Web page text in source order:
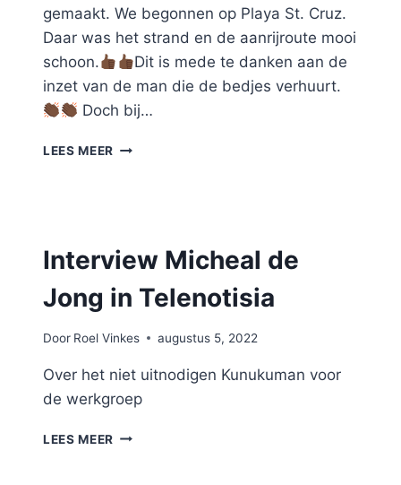
gemaakt. We begonnen op Playa St. Cruz.
Daar was het strand en de aanrijroute mooi
schoon.
Dit is mede te danken aan de
inzet van de man die de bedjes verhuurt.
Doch bij…
LEES MEER #89
JEREMI
Interview Micheal de
Jong in Telenotisia
Door Roel Vinkes augustus 5, 2022
Over het niet uitnodigen Kunukuman voor
de werkgroep
LEES MEER INTERVIEW